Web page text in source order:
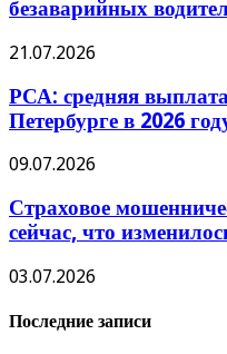
безаварийных
21.07.2026
РСА: средняя
Петербурге в 2026
09.07.2026
Страховое
сейчас, что
03.07.2026
Последние записи